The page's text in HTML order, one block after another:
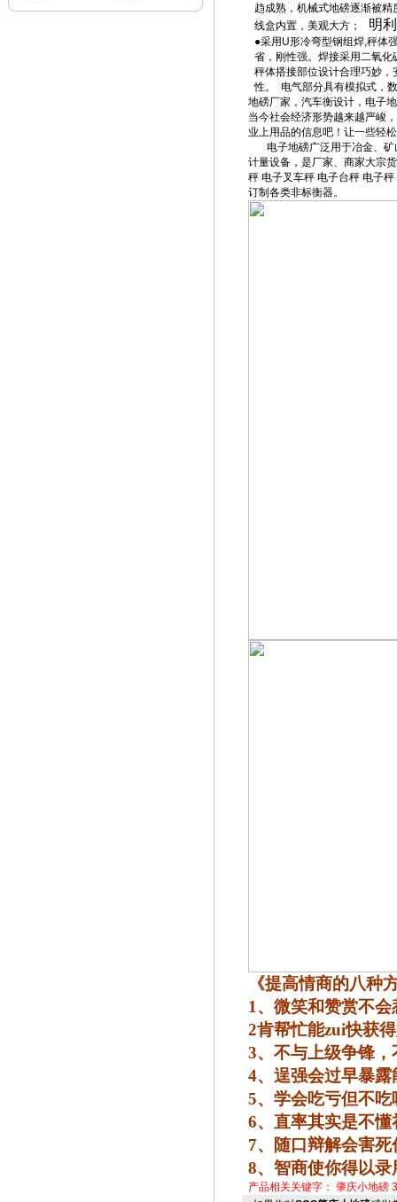
趋成熟，机械式地磅逐渐被
线盒内置，美观大方；
明
●采用 U形冷弯型钢组焊,秤体
省，刚性强。焊接采用二氧化
秤体搭接部位设计合理巧妙
性。
电气部分具有模拟式，
地磅厂家，汽车衡设计，电子
当今社会经济形势越来越严峻
业上用品的信息吧！让一些轻
电子地磅广泛用于冶金、
计量设备，是厂家、商家大宗
秤 电子叉车秤 电子台秤 电子秤
订制各类非标衡器。
《提高情商的八
1 、微笑和赞赏不会
2肯帮忙能zui快获
3、不与上级争锋
4、逞强会过早暴露
5、学会吃亏但不吃
6、直率其实是不懂
7、随口辩解会害死
8、智商使你得以
产品相关关键字： 肇庆小地磅